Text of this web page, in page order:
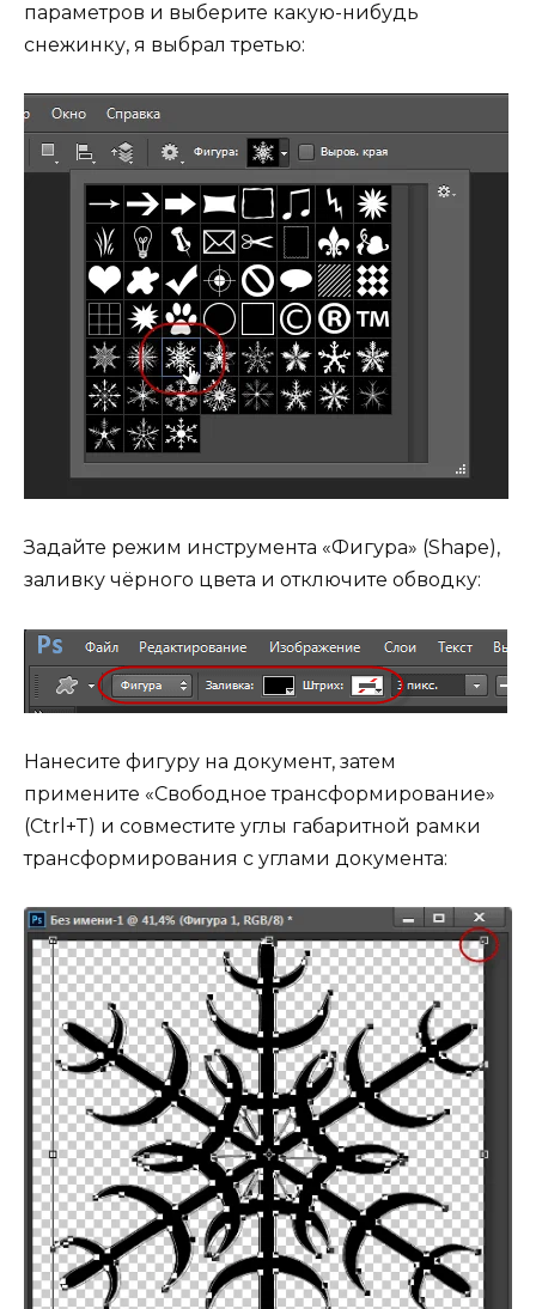
параметров и выберите какую-нибудь
снежинку, я выбрал третью:
Задайте режим инструмента «Фигура» (Shape),
заливку чёрного цвета и отключите обводку:
Нанесите фигуру на документ, затем
примените «Свободное трансформирование»
(Ctrl+T) и совместите углы габаритной рамки
трансформирования с углами документа: